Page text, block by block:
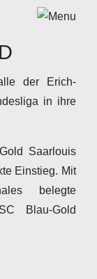
der Erich-
in ihre
Saarlouis
Einstieg. Mit
belegte
Blau-Gold